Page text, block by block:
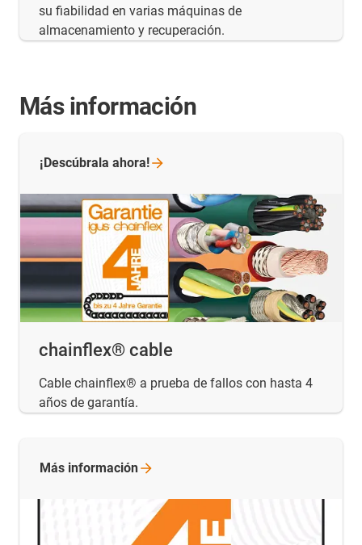
su fiabilidad en varias máquinas de
almacenamiento y recuperación.
Más información
chainflex® cable
Cable chainflex® a prueba de fallos con hasta 4
años de garantía.
¡Descúbrala ahora!
Más información